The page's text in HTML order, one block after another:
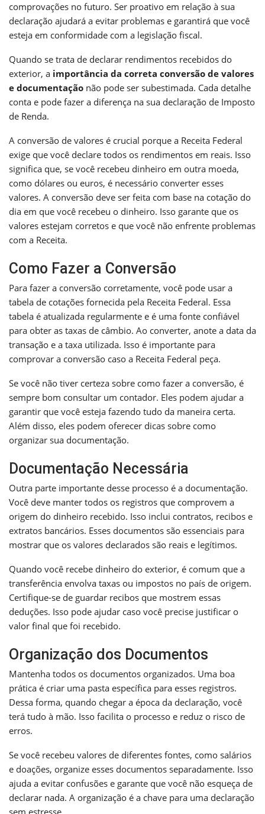
comprovações no futuro. Ser proativo em relação à sua
declaração ajudará a evitar problemas e garantirá que você
esteja em conformidade com a legislação fiscal.
Quando se trata de declarar rendimentos recebidos do
exterior, a importância da correta conversão de valores
e documentação não pode ser subestimada. Cada detalhe
conta e pode fazer a diferença na sua declaração de Imposto
de Renda.
A conversão de valores é crucial porque a Receita Federal
exige que você declare todos os rendimentos em reais. Isso
significa que, se você recebeu dinheiro em outra moeda,
como dólares ou euros, é necessário converter esses
valores. A conversão deve ser feita com base na cotação do
dia em que você recebeu o dinheiro. Isso garante que os
valores estejam corretos e que você não enfrente problemas
com a Receita.
Como Fazer a Conversão
Para fazer a conversão corretamente, você pode usar a
tabela de cotações fornecida pela Receita Federal. Essa
tabela é atualizada regularmente e é uma fonte confiável
para obter as taxas de câmbio. Ao converter, anote a data da
transação e a taxa utilizada. Isso é importante para
comprovar a conversão caso a Receita Federal peça.
Se você não tiver certeza sobre como fazer a conversão, é
sempre bom consultar um contador. Eles podem ajudar a
garantir que você esteja fazendo tudo da maneira certa.
Além disso, eles podem oferecer dicas sobre como
organizar sua documentação.
Documentação Necessária
Outra parte importante desse processo é a documentação.
Você deve manter todos os registros que comprovem a
origem do dinheiro recebido. Isso inclui contratos, recibos e
extratos bancários. Esses documentos são essenciais para
mostrar que os valores declarados são reais e legítimos.
Quando você recebe dinheiro do exterior, é comum que a
transferência envolva taxas ou impostos no país de origem.
Certifique-se de guardar recibos que mostrem essas
deduções. Isso pode ajudar caso você precise justificar o
valor final que foi recebido.
Organização dos Documentos
Mantenha todos os documentos organizados. Uma boa
prática é criar uma pasta específica para esses registros.
Dessa forma, quando chegar a época da declaração, você
terá tudo à mão. Isso facilita o processo e reduz o risco de
erros.
Se você recebeu valores de diferentes fontes, como salários
e doações, organize esses documentos separadamente. Isso
ajuda a evitar confusões e garante que você não esqueça de
declarar nada. A organização é a chave para uma declaração